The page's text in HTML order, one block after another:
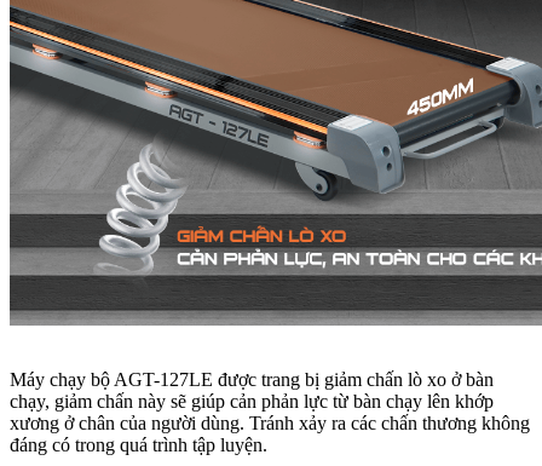
Máy chạy bộ AGT-127LE được trang bị giảm chấn lò xo ở bàn
chạy, giảm chấn này sẽ giúp cản phản lực từ bàn chạy lên khớp
xương ở chân của người dùng. Tránh xảy ra các chấn thương không
đáng có trong quá trình tập luyện.